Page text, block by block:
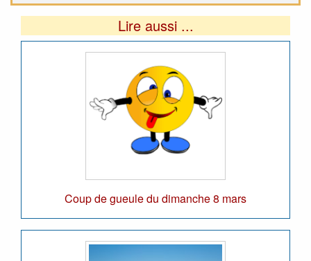
Lire aussi ...
Coup de gueule du dimanche 8 mars